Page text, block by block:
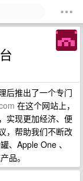
后推出了一个专门
在这个网站上，
实现更加经济、便
，帮助我们不断改
、Apple One 、
品。